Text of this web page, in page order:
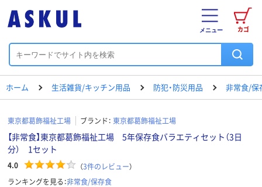
カゴ
メニュー
ホーム 生活雑貨/キッチン用品 防犯・防災用品 非常食/保
東京都葛飾福祉工場 ブランド： 東京都葛飾福祉工場
【非常食】東京都葛飾福祉工場 5年保存食バラエティセット（3日
分） 1セット
4.0 （3件のレビュー）
ランキングを見る：非常食/保存食